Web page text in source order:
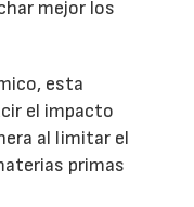
mejor los
esta
el impacto
al limitar el
primas